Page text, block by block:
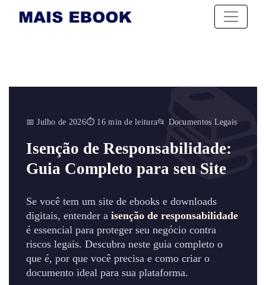
📅 Julho de 2026⏱ 16 min de leitura📂 Documentos Legais
Isenção de Responsabilidade:
Guia Completo para seu Site
Se você tem um site de ebooks e downloads
digitais, entender a isenção de responsabilidade
é essencial para proteger seu negócio contra
riscos legais. Descubra neste guia completo o
que é, por que você precisa e como criar o
documento ideal para sua plataforma.